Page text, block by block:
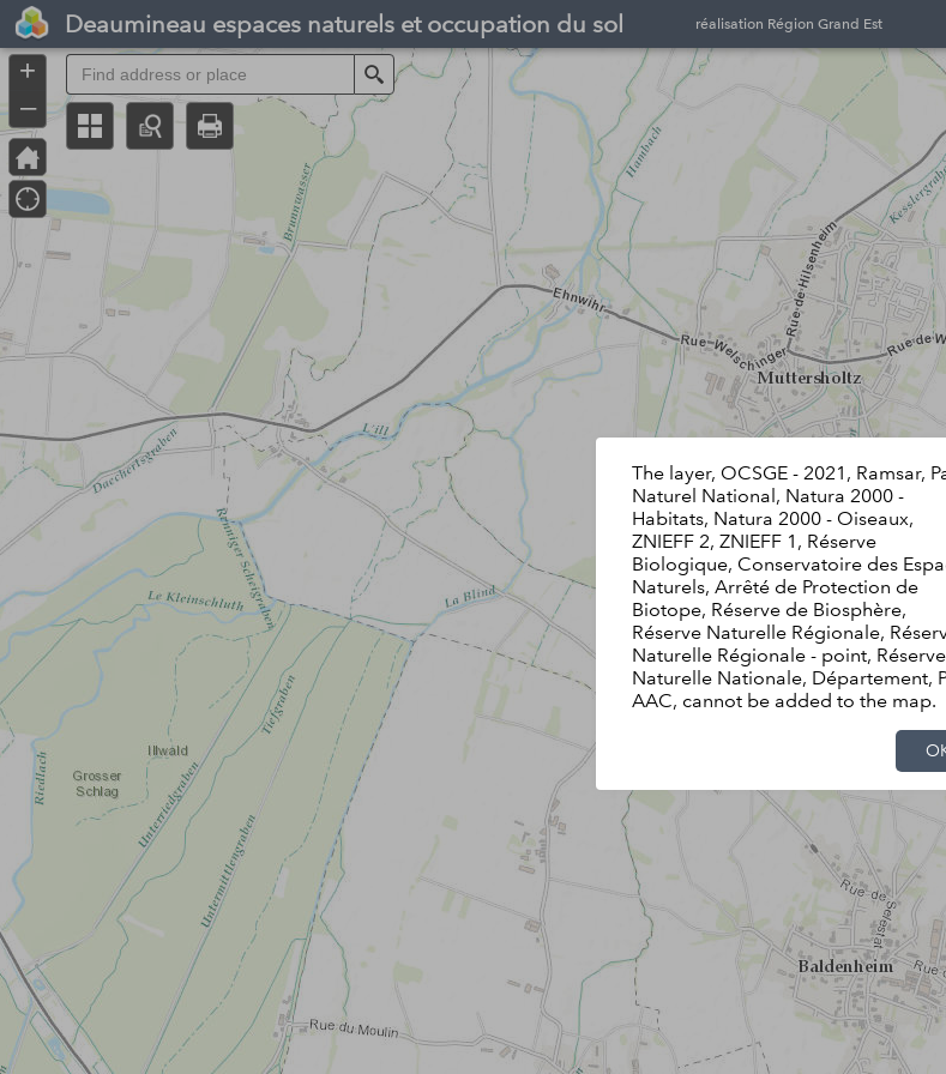
Search
+
–
The layer, OCSGE - 2021, Ramsar,
Naturel National, Natura 2000 -
Habitats, Natura 2000 - Oiseaux,
ZNIEFF 2, ZNIEFF 1, Réserve
Biologique, Conservatoire des
Naturels, Arrêté de Protection de
Biotope, Réserve de Biosphère,
Réserve Naturelle Régionale,
Naturelle Régionale - point, Réserve
Naturelle Nationale, Département,
AAC, cannot be added to the map.
Controller
Deaumineau espaces naturels et occupation du sol réalisation Région Grand Est